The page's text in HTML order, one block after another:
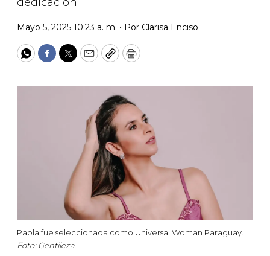
Mayo 5, 2025 10:23 a. m. • Por Clarisa Enciso
WhatsApp
Facebook
Twitter
EmailCopyPrint
Paola fue seleccionada como Universal Woman Paraguay.
Foto: Gentileza.